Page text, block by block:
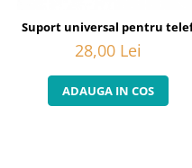
Suport universal pentru
28,00 Lei
ADAUGA IN COS